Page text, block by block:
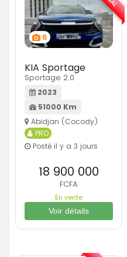
6
KIA Sportage
Sportage 2.0
2023
51000 Km
Abidjan (Cocody)
PRO
Posté il y a 3 jours
18 900 000
FCFA
En vente
Voir détails